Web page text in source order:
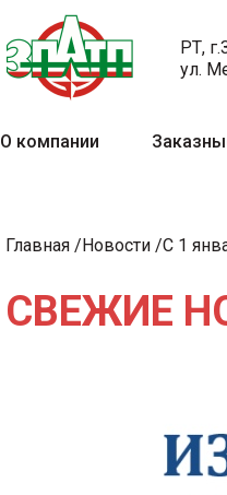
О компании
РТ,
ул.
Главная Новости С 1
СВЕЖИЕ